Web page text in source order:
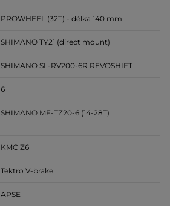
PROWHEEL (32T) - délka 140 mm
SHIMANO TY21 (direct mount)
SHIMANO SL-RV200-6R REVOSHIFT
6
SHIMANO MF-TZ20-6 (14-28T)
KMC Z6
Tektro V-brake
APSE